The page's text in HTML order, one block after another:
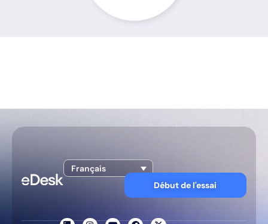
Français
Début de l'essai